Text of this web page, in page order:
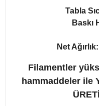
Tabla
Baskı
Net
Filamentler
hammaddeler ile